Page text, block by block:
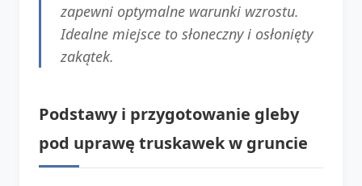
zapewni optymalne warunki wzrostu.
Idealne miejsce to słoneczny i osłonięty
zakątek.
Podstawy i przygotowanie gleby
pod uprawę truskawek w gruncie